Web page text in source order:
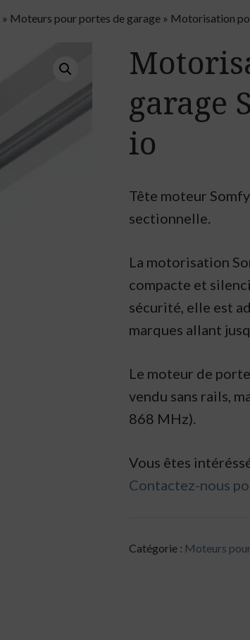
» Moteurs pour portes de garage » Motorisation
garage
io
Tête moteur
sectionnelle.
La motorisation
compacte et
sécurité, elle est
marques allant
Le moteur de
vendu sans rails,
868 MHz).
Vous êtes
Contactez-nous
Catégorie : Moteurs